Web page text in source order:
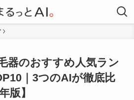
器のおすすめ人気ラン
｜3つのAIが徹底比
版】